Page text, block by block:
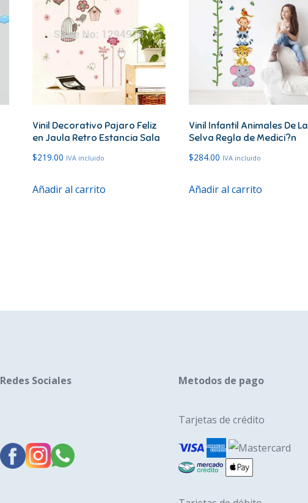
Vinil Decorativo Pajaro Feliz
en Jaula Retro Estancia Sala
$219.00 IVA incluido
Añadir al carrito
Vinil Infantil Animales De La
Selva Regla de Medici?n
$284.00 IVA incluido
Añadir al carrito
Redes Sociales Metodos de pago
Tarjetas de crédito